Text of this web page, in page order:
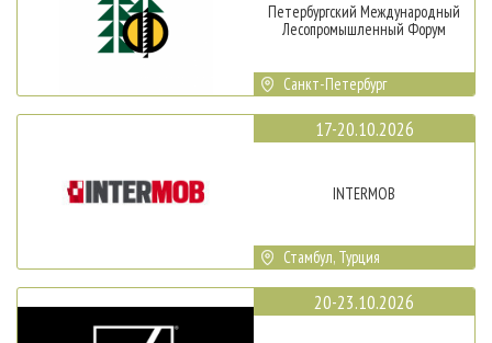
Петербургский Международный
Лесопромышленный Форум
Санкт-Петербург
17-20.10.2026
INTERMOB
Стамбул, Турция
20-23.10.2026